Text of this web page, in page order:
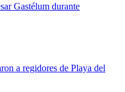
Gastélum durante
a regidores de Playa del